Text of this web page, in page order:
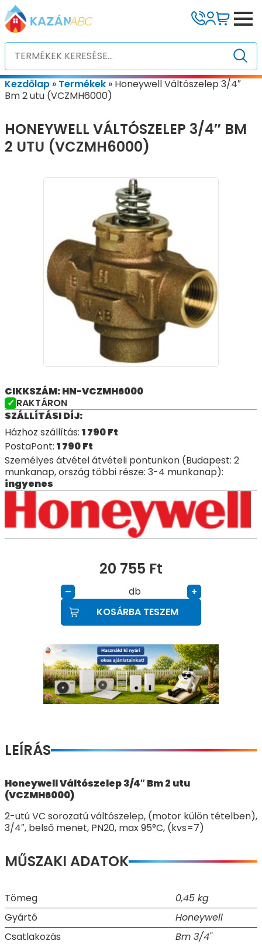
Kezdőlap » Termékek » Honeywell Váltószelep 3/4″
Bm 2 utu (VCZMH6000)
HONEYWELL VÁLTÓSZELEP 3/4″ BM
2 UTU (VCZMH6000)
CIKKSZÁM: HN-VCZMH6000
RAKTÁRON
SZÁLLÍTÁSI DÍJ:
Házhoz szállítás: 1 790Ft
PostaPont: 1 790Ft
Személyes átvétel átvételi pontunkon (Budapest: 2
munkanap, ország többi része: 3-4 munkanap):
ingyenes
20 755 Ft
– db
+
KOSÁRBA TESZEM
LEÍRÁS
Honeywell Váltószelep 3/4″ Bm 2 utu
(VCZMH6000)
2-utú VC sorozatú váltószelep, (motor külön tételben),
3/4″, belső menet, PN20, max 95°C, (kvs=7)
MŰSZAKI ADATOK
Tömeg
0,45 kg
Gyártó
Honeywell
Csatlakozás
Bm 3/4"